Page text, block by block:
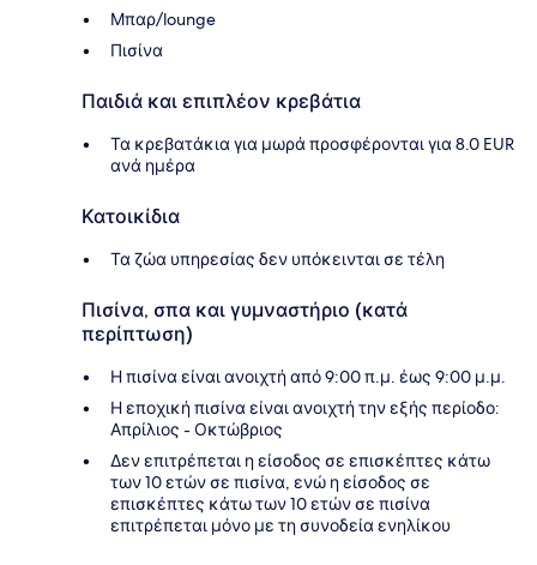
Μπαρ/lounge
Πισίνα
Παιδιά και επιπλέον κρεβάτια
Τα κρεβατάκια για μωρά προσφέρονται για 8.0 EUR
ανά ημέρα
Κατοικίδια
Τα ζώα υπηρεσίας δεν υπόκεινται σε τέλη
Πισίνα, σπα και γυμναστήριο (κατά
περίπτωση)
Η πισίνα είναι ανοιχτή από 9:00 π.μ. έως 9:00 μ.μ.
Η εποχική πισίνα είναι ανοιχτή την εξής περίοδο:
Απρίλιος - Οκτώβριος
Δεν επιτρέπεται η είσοδος σε επισκέπτες κάτω
των 10 ετών σε πισίνα, ενώ η είσοδος σε
επισκέπτες κάτω των 10 ετών σε πισίνα
επιτρέπεται μόνο με τη συνοδεία ενηλίκου